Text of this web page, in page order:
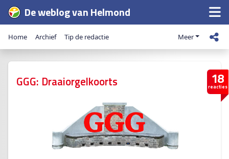
De weblog van Helmond
Home Archief Tip de redactie Meer
18
reacties
GGG: Draaiorgelkoorts